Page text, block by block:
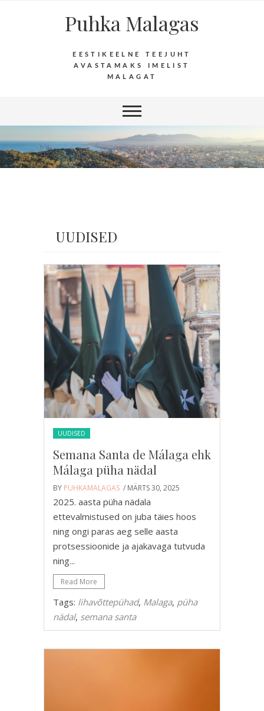
Puhka Malagas
EESTIKEELNE TEEJUHT
AVASTAMAKS IMELIST
MALAGAT
UUDISED
UUDISED
Semana Santa de Málaga ehk
Málaga püha nädal
BY PUHKAMALAGAS / MÄRTS 30, 2025
2025. aasta püha nädala
ettevalmistused on juba täies hoos
ning ongi paras aeg selle aasta
protsessioonide ja ajakavaga tutvuda
ning...
Read More
Tags: lihavõttepühad, Malaga, püha
nädal, semana santa